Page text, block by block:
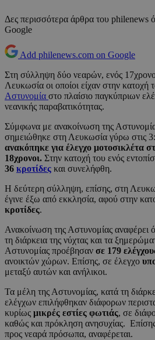
Δες περισσότερα άρθρα του philenews
Google
Add philenews.com on Google
Στη σύλληψη δύο νεαρών, ενός
Λευκωσία οι οποίοι είχαν στην κατοχή
Αστυνομία στο πλαίσιο παγκύπριων
νεανικής παραβατικότητας.
Σύμφωνα με ανακοίνωση της
σημειώθηκε στη Λευκωσία γύρω στις
ανακόπηκε για έλεγχο μοτοσικλέτα
18χρονοι. Στην κατοχή του ενός
36 κροτίδες και συνελήφθη.
Η δεύτερη σύλληψη, επίσης, στη
έγινε έξω από εκκλησία, αφού στην
κροτίδες.
Ανακοίνωση της Αστυνομίας αναφέρει
τη διάρκεια της νύχτας και τα
Αστυνομίας προέβησαν σε 179
ανοικτών χώρων. Επίσης, σε έλεγχο
μεταξύ αυτών και ανήλικοι.
Τα μέλη της Αστυνομίας, κατά τη
ελέγχων επιλήφθηκαν διάφορων
κυρίως μικρές εστίες φωτιάς, σε
καθώς και πρόκληση ανησυχίας.
προς νεαρά πρόσωπα, αναφέρεται.